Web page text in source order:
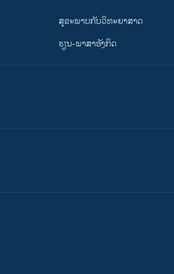
ສຸຂະພາບກັບວິທະຍາສາດ
ຮຽນ-ພາສາອັງກິດ